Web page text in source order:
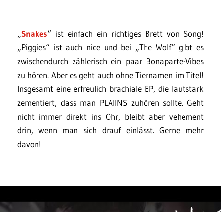
„Snakes“ ist einfach ein richtiges Brett von Song!
„Piggies“ ist auch nice und bei „The Wolf“ gibt es
zwischendurch zählerisch ein paar Bonaparte-Vibes
zu hören. Aber es geht auch ohne Tiernamen im Titel!
Insgesamt eine erfreulich brachiale EP, die lautstark
zementiert, dass man PLAIINS zuhören sollte. Geht
nicht immer direkt ins Ohr, bleibt aber vehement
drin, wenn man sich drauf einlässt. Gerne mehr
davon!